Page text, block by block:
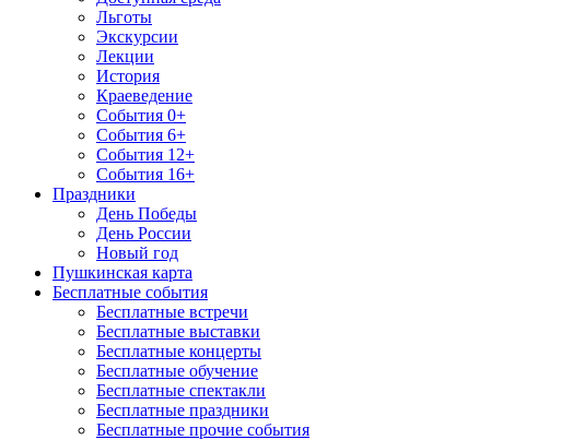
Льготы
Экскурсии
Лекции
История
Краеведение
События 0+
События 6+
События 12+
События 16+
Праздники
День Победы
День России
Новый год
Пушкинская карта
Бесплатные события
Бесплатные встречи
Бесплатные выставки
Бесплатные концерты
Бесплатные обучение
Бесплатные спектакли
Бесплатные праздники
Бесплатные прочие события